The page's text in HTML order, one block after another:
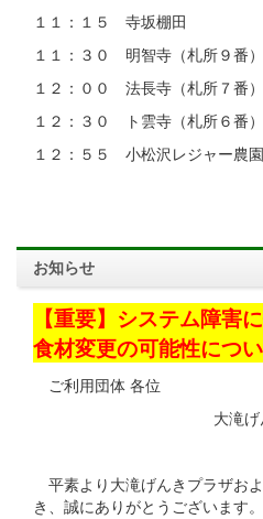
１１：１５ 寺坂棚田
１１：３０ 明智寺（札所９番）
１２：００ 法長寺（札所７番）
１２：３０ ト雲寺（札所６番）
１２：５５ 小松沢レジャー農
お知らせ
【重要】システム障害
食材変更の可能性につ
ご利用団体 各位
大滝
平素より大滝げんきプラザお
き、誠にありがとうございます。